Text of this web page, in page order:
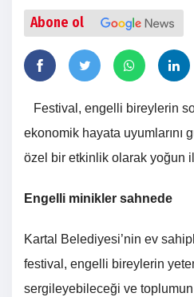
Abone ol
Festival, engelli bireylerin
ekonomik hayata uyumlarını
özel bir etkinlik olarak yoğun
Engelli minikler sahnede
Kartal Belediyesi’nin ev
festival, engelli bireylerin
sergileyebileceği ve